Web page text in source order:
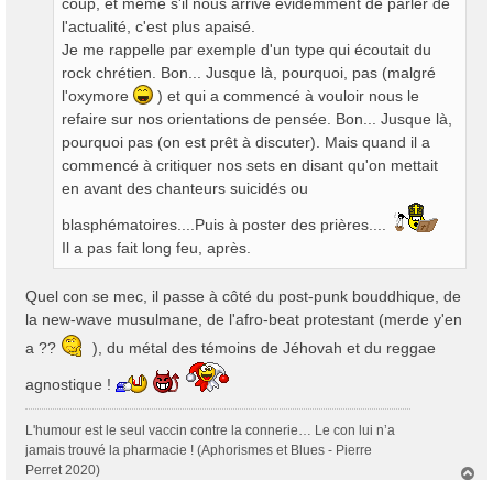
coup, et même s'il nous arrive évidemment de parler de
l'actualité, c'est plus apaisé.
Je me rappelle par exemple d'un type qui écoutait du
rock chrétien. Bon... Jusque là, pourquoi, pas (malgré
l'oxymore
) et qui a commencé à vouloir nous le
refaire sur nos orientations de pensée. Bon... Jusque là,
pourquoi pas (on est prêt à discuter). Mais quand il a
commencé à critiquer nos sets en disant qu'on mettait
en avant des chanteurs suicidés ou
blasphématoires....Puis à poster des prières....
Il a pas fait long feu, après.
Quel con se mec, il passe à côté du post-punk bouddhique, de
la new-wave musulmane, de l'afro-beat protestant (merde y'en
a ??
), du métal des témoins de Jéhovah et du reggae
agnostique !
L'humour est le seul vaccin contre la connerie… Le con lui n’a
jamais trouvé la pharmacie ! (Aphorismes et Blues - Pierre
Perret 2020)